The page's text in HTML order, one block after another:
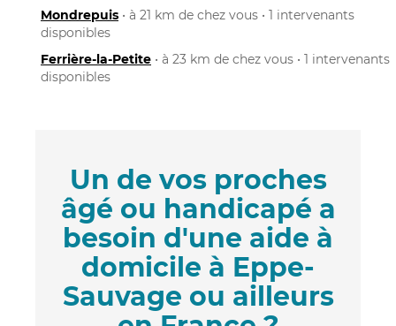
Mondrepuis • à 21 km de chez vous • 1 intervenants
disponibles
Ferrière-la-Petite • à 23 km de chez vous • 1 intervenants
disponibles
Un de vos proches
âgé ou handicapé a
besoin d'une aide à
domicile à Eppe-
Sauvage ou ailleurs